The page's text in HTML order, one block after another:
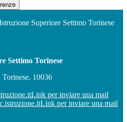
Superiore Settimo Torinese
Settimo Torinese
10036
Link per inviare una mail
Link per inviare una mail